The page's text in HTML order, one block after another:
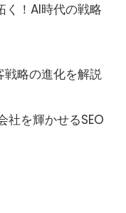
く！AI時代の戦略
戦略の進化を解説
社を輝かせるSEO